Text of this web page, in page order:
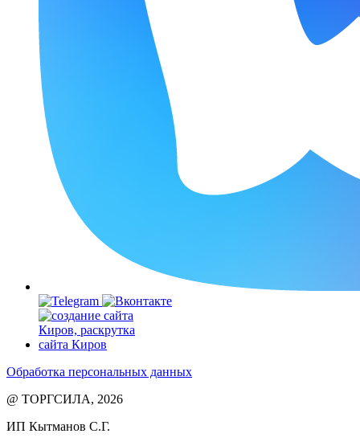
Обработка персональных данных
@ ТОРГСИЛА, 2026
ИП Кытманов С.Г.